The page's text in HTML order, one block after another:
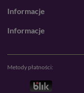
Informacje
Informacje
Metody płatności: